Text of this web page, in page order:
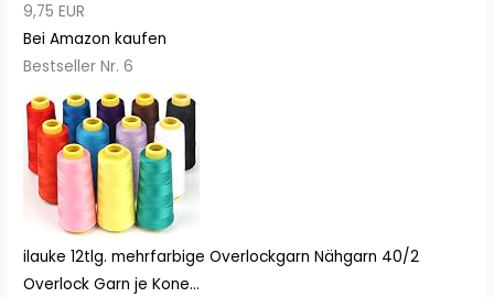
9,75 EUR
Bei Amazon kaufen
Bestseller Nr. 6
ilauke 12tlg. mehrfarbige Overlockgarn Nähgarn 40/2
Overlock Garn je Kone...